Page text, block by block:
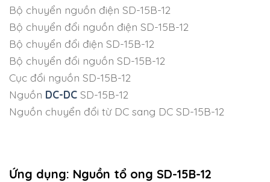
Bộ chuyển nguồn điện SD-15B-12
Bộ chuyển đổi nguồn điện SD-15B-12
Bộ chuyển đổi điện SD-15B-12
Bộ chuyển đổi nguồn SD-15B-12
Cục đổi nguồn SD-15B-12
Nguồn DC-DC SD-15B-12
Nguồn chuyển đổi từ DC sang DC SD-15B-12
Ứng dụng: Nguồn tổ ong SD-15B-12